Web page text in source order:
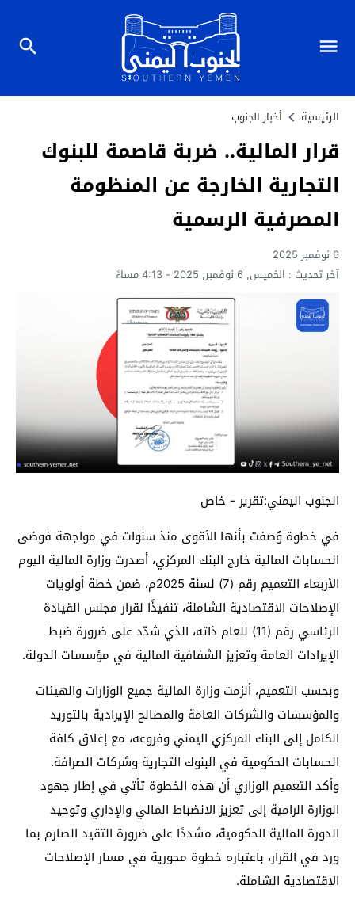
الرئيسية أخبار الجنوب
قرار المالية.. ضربة قاصمة للبنوك
التجارية الخارجة عن المنظومة
المصرفية الرسمية
6 نوفمبر 2025
آخر تحديث : الخميس, 6 نوفمبر, 2025 - 4:13 مساءً
الجنوب اليمني:تقرير - خاص
في خطوة وُصفت بأنها الأقوى منذ سنوات في مواجهة فوضى
الحسابات المالية خارج البنك المركزي، أصدرت وزارة المالية اليوم
الأربعاء التعميم رقم (7) لسنة 2025م، ضمن خطة أولويات
الإصلاحات الاقتصادية الشاملة، تنفيذًا لقرار مجلس القيادة
الرئاسي رقم (11) للعام ذاته، الذي شدّد على ضرورة ضبط
الإيرادات العامة وتعزيز الشفافية المالية في مؤسسات الدولة.
وبحسب التعميم، ألزمت وزارة المالية جميع الوزارات والهيئات
والمؤسسات والشركات العامة والمصالح الإيرادية بالتوريد
الكامل إلى البنك المركزي اليمني وفروعه، مع إغلاق كافة
الحسابات الحكومية في البنوك التجارية وشركات الصرافة.
وأكد التعميم الوزاري أن هذه الخطوة تأتي في إطار جهود
الوزارة الرامية إلى تعزيز الانضباط المالي والإداري وتوحيد
الدورة المالية الحكومية، مشددًا على ضرورة التقيد الصارم بما
ورد في القرار، باعتباره خطوة محورية في مسار الإصلاحات
الاقتصادية الشاملة.